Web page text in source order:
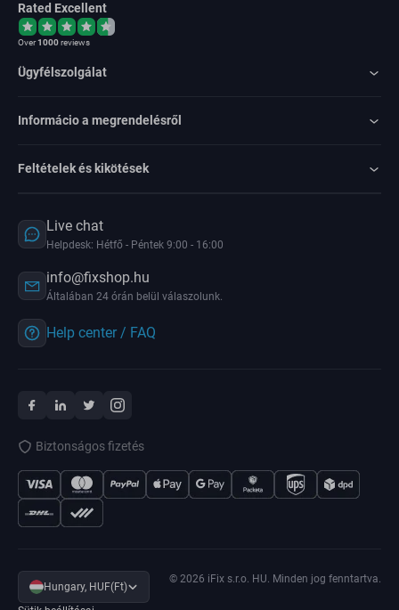
Rated Excellent
Over1000reviews
Ügyfélszolgálat
Informácio a megrendelésről
Feltételek és kikötések
Live chat
Helpdesk: Hétfő - Péntek 9:00 - 16:00
info@fixshop.hu
Általában 24 órán belül válaszolunk.
Help center / FAQ
Biztonságos fizetés
Hungary, HUF(Ft)
© 2026 iFix s.r.o. HU. Minden jog fenntartva.